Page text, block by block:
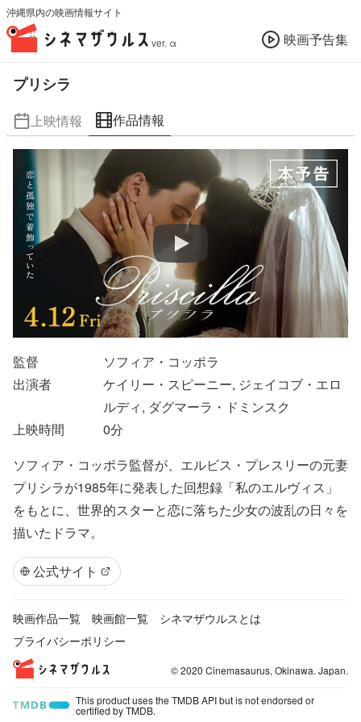
沖縄県内の映画情報サイト
ver. α 映画予告集
プリシラ
上映情報 作品情報
監督
ソフィア・コッポラ
出演者
ケイリー・スピーニー, ジェイコブ・エロ
ルディ, ダグマーラ・ドミンスク
上映時間
0分
ソフィア・コッポラ監督が、エルビス・プレスリーの元妻
プリシラが1985年に発表した回想録「私のエルヴィス」
をもとに、世界的スターと恋に落ちた少女の波乱の日々を
描いたドラマ。
公式サイト
映画作品一覧 映画館一覧
シネマザウルスとは
プライバシーポリシー
© 2020 Cinemasaurus, Okinawa. Japan.
This product uses the TMDB API but is not endorsed or
certified by TMDB.